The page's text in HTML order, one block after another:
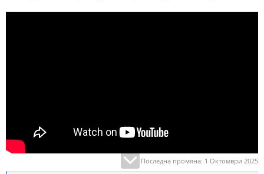
Последна промяна: 1 Октомври 2025